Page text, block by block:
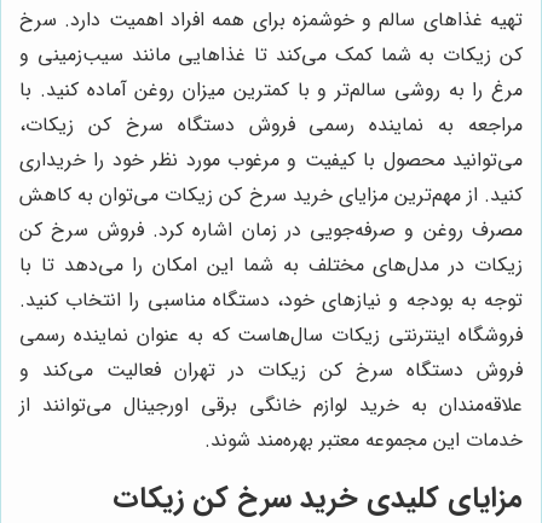
تهیه غذاهای سالم و خوشمزه برای همه افراد اهمیت دارد. سرخ
کن زیکات به شما کمک می‌کند تا غذاهایی مانند سیب‌زمینی و
مرغ را به روشی سالم‌تر و با کمترین میزان روغن آماده کنید. با
مراجعه به نماینده رسمی فروش دستگاه سرخ کن زیکات،
می‌توانید محصول با کیفیت و مرغوب مورد نظر خود را خریداری
کنید. از مهم‌ترین مزایای خرید سرخ کن زیکات می‌توان به کاهش
مصرف روغن و صرفه‌جویی در زمان اشاره کرد. فروش سرخ کن
زیکات در مدل‌های مختلف به شما این امکان را می‌دهد تا با
توجه به بودجه و نیازهای خود، دستگاه مناسبی را انتخاب کنید.
فروشگاه اینترنتی زیکات سال‌هاست که به عنوان نماینده رسمی
فروش دستگاه سرخ کن زیکات در تهران فعالیت می‌کند و
علاقه‌مندان به خرید لوازم خانگی برقی اورجینال می‌توانند از
خدمات این مجموعه معتبر بهره‌مند شوند.
مزایای کلیدی خرید سرخ کن زیکات